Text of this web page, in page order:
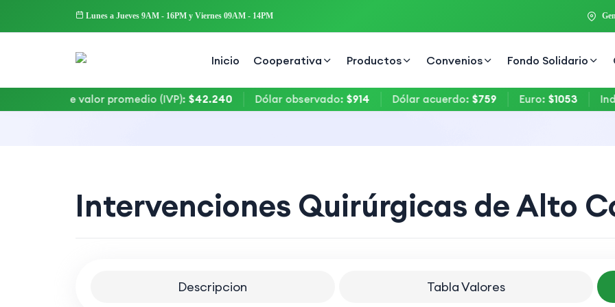
Lunes a Jueves 9AM - 16PM y Viernes 09AM - 14PM
Inicio Cooperativa Productos Convenios Fondo Solidario
Indice de valor promedio (IVP): $42.240 Dólar observado: $914 Dólar acuerdo: $759 Euro: $1053
Intervenciones Quirúrgicas de Alto
Descripcion Tabla Valores